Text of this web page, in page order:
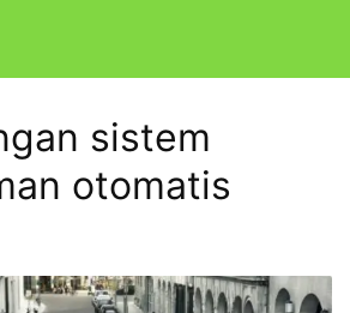
sistem
otomatis